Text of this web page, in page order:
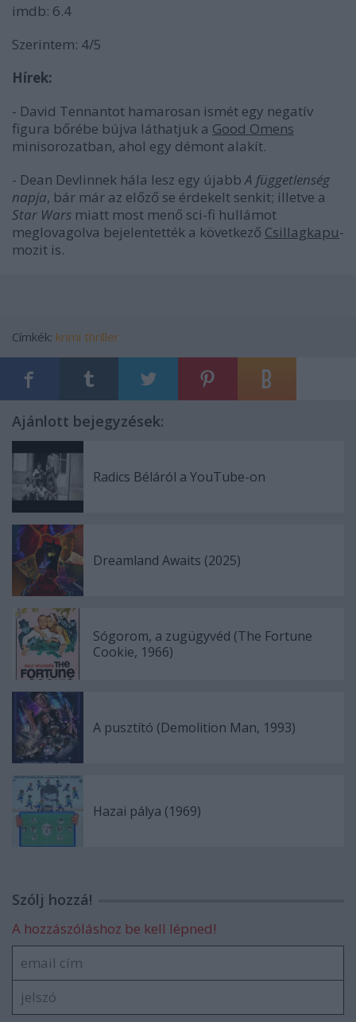
imdb: 6.4
Szerintem: 4/5
Hírek:
- David Tennantot hamarosan ismét egy negatív
figura bőrébe bújva láthatjuk a Good Omens
minisorozatban, ahol egy démont alakít.
- Dean Devlinnek hála lesz egy újabbA függetlenség
napja, bár már az előző se érdekelt senkit; illetve a
Star Wars miatt most menő sci-fi hullámot
meglovagolva bejelentették a következő Csillagkapu-
mozit is.
Címkék: krimi thriller
Ajánlott bejegyzések:
Radics Béláról a YouTube-on
Dreamland Awaits (2025)
Sógorom, a zugügyvéd (The Fortune
Cookie, 1966)
A pusztító (Demolition Man, 1993)
Hazai pálya (1969)
Szólj hozzá!
A hozzászóláshoz be kell lépned!